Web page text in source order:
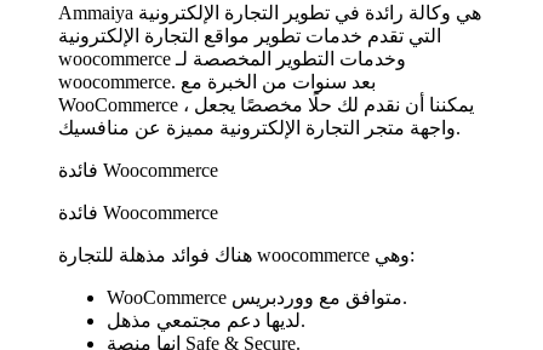
Ammaiya هي وكالة رائدة في تطوير التجارة الإلكترونية
التي تقدم خدمات تطوير مواقع التجارة الإلكترونية
woocommerce وخدمات التطوير المخصصة لـ
woocommerce. بعد سنوات من الخبرة مع
WooCommerce ، يمكننا أن نقدم لك حلًا مخصصًا يجعل
واجهة متجر التجارة الإلكترونية مميزة عن منافسيك.
فائدة Woocommerce
فائدة Woocommerce
هناك فوائد مذهلة للتجارة woocommerce وهي:
WooCommerce متوافق مع ووردبريس.
لديها دعم مجتمعي مذهل.
إنها منصة Safe & Secure.